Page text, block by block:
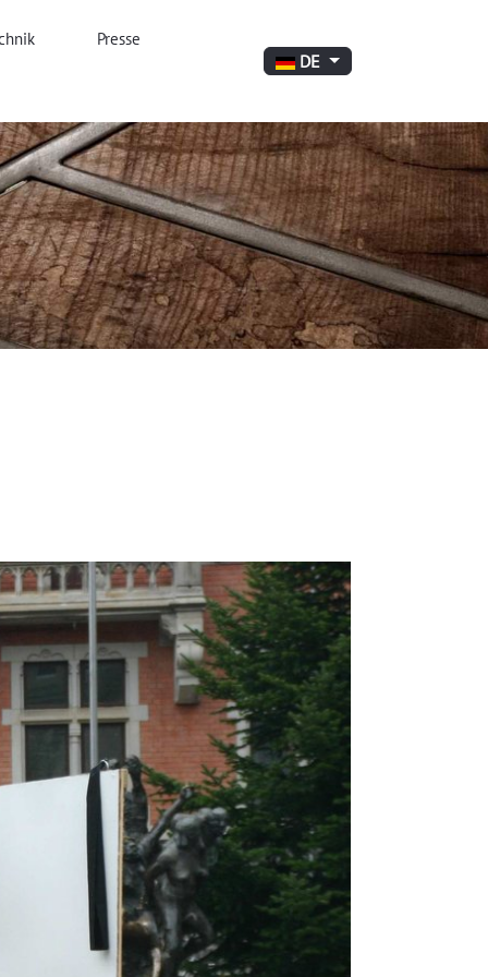
Presse
Sprache auswählen
DE